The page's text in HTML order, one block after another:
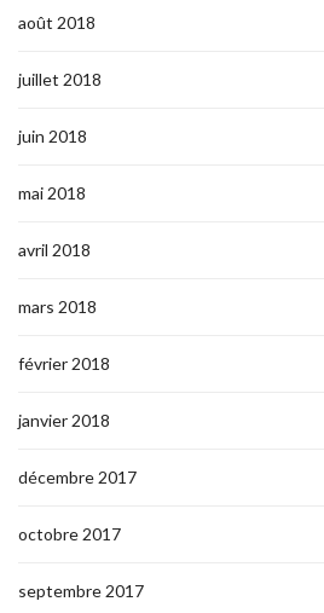
août 2018
juillet 2018
juin 2018
mai 2018
avril 2018
mars 2018
février 2018
janvier 2018
décembre 2017
octobre 2017
septembre 2017